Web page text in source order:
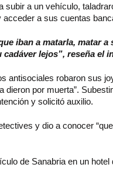
subir a un vehículo,
acceder a sus cuentas
iban a matarla, matar
cadáver lejos”, reseña el
antisociales robaron sus
dieron por muerta”.
y solicitó auxilio.
y dio a conocer
de Sanabria en un